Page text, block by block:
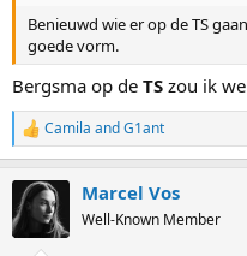
Benieuwd wie er op de TS
goede vorm.
Bergsma op de TS zou ik
R
e
c
t
Camila andG1ant
Marcel Vos
Well-Known Member